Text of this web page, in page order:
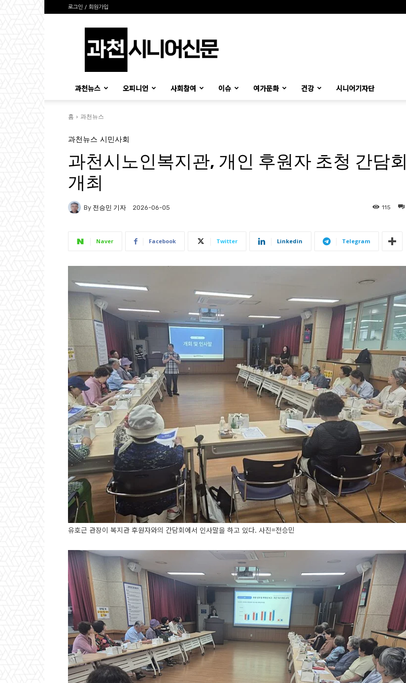
로그인 / 회원가입
시
과천뉴스 오피니언 사회참여 이슈 여가문화 건강 시니어기자단
홈 과천뉴스
과천뉴스 시민사회
과천시노인복지관, 개인 후원자 초청 간담회
개최
By 전승민 기자 2026-06-05 115
Naver Facebook Twitter Linkedin Telegram
유호근 관장이 복지관 후원자와의 간담회에서 인사말을 하고 있다. 사진=전승민